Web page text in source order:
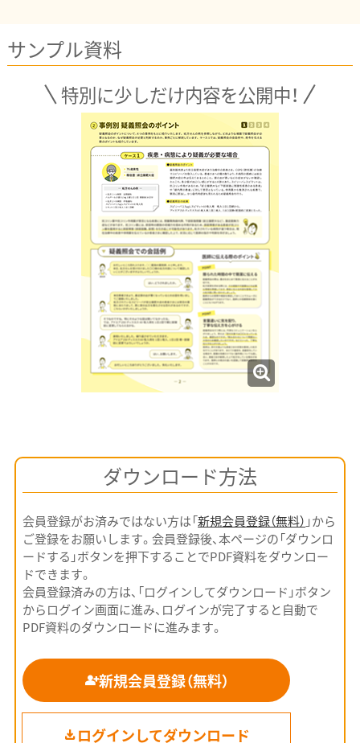
サンプル資料
特別に少しだけ内容を公開中！
ダウンロード方法
会員登録がお済みではない方は「新規会員登録（無料） 」から
ご登録をお願いします。会員登録後、本ページの「ダウンロ
ードする」ボタンを押下することでPDF資料をダウンロー
ドできます。
会員登録済みの方は、「ログインしてダウンロード」ボタン
からログイン画面に進み、ログインが完了すると自動で
PDF資料のダウンロードに進みます。
新規会員登録（無料）
ログインしてダウンロード